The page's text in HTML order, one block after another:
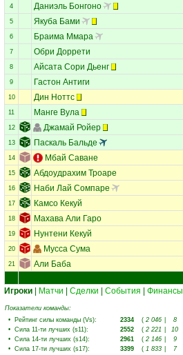
4 Даниэль Бонгоно
5 Якуба Бами
6 Браима Ммара
7 Обри Доррети
8 Айсата Сори Дьенг
9 Гастон Антиги
10 Дин Ноттс
11 Манге Вула
12 Джамай Ройер
13 Паскаль Бальде
14 Мбай Саване
15 Абдоудрахим Троаре
16 Наби Лай Сомпаре
17 Камсо Кекуй
18 Махава Али Гаро
19 Нунтени Кекуй
20 Мусса Сума
21 Али Баба
Игроки Матчи Сделки События Финансы
Показатели команды:
• Рейтинг силы команды (Vs): 2334 ( 2 046 8
• Сила 11-ти лучших (s11): 2552 ( 2 221 10
• Сила 14-ти лучших (s14): 2961 ( 2 146 9
• Сила 17-ти лучших (s17): 3399 ( 1 833 7